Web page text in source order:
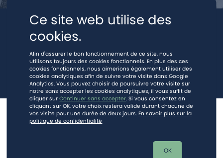
Mentions légales- Vie privée (RGPD)
Ce site est protégé par reCAPTCHA et la
Ce site web utilise des
cookies.
Afin d'assurer le bon fonctionnement de ce site, nous
utilisons toujours des cookies fonctionnels. En plus des ces
cookies fonctionnels, nous aimerions également utiliser des
cookies analytiques afin de suivre votre visite dans Google
Analytics. Vous pouvez choisir de poursuivre votre visite sur
notre sans accepter les cookies analytiques, il vous suffit de
cliquer surContinuer sans accepter. Si vous consentez en
cliquant sur OK, votre choix restera valide durant chacune de
vos visite pour une durée de deux jours.En savoir plus sur la
politique de confidentialité
OK